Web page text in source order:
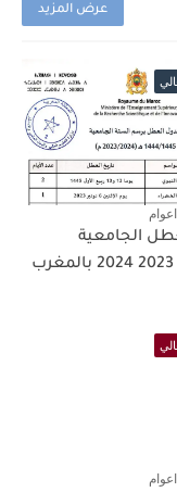
عرض المزيد
الجامعية